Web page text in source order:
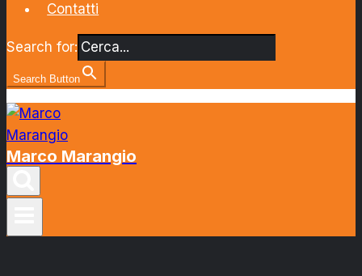
Contatti
Search for:
Search Button
Marco Marangio